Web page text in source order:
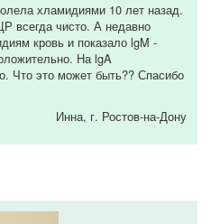
хламидиями 10 лет назад.
всегда чисто. А недавно
кровь и показало lgM -
На lgA
Что это может быть?? Спасибо
Инна, г. Ростов-на-Дону